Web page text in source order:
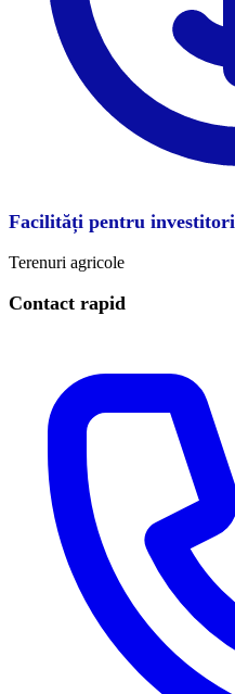
Facilități pentru investitori
Terenuri agricole
Contact rapid